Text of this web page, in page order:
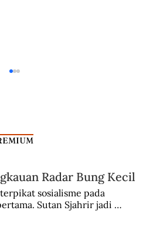
Subardjo
Radar Bung Kecil
sosialisme pada
Sutan Sjahrir jadi